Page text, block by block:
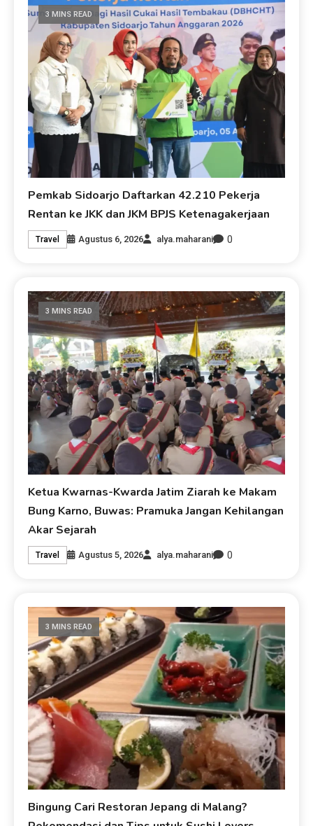
3 MINS READ
Pemkab Sidoarjo Daftarkan 42.210 Pekerja
Rentan ke JKK dan JKM BPJS Ketenagakerjaan
Travel Agustus 6, 2026 alya.maharani 0
3 MINS READ
Ketua Kwarnas-Kwarda Jatim Ziarah ke Makam
Bung Karno, Buwas: Pramuka Jangan Kehilangan
Akar Sejarah
Travel Agustus 5, 2026 alya.maharani 0
3 MINS READ
Bingung Cari Restoran Jepang di Malang?